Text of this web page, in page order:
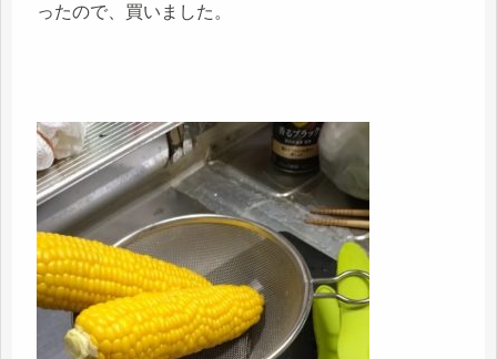
ったので、買いました。